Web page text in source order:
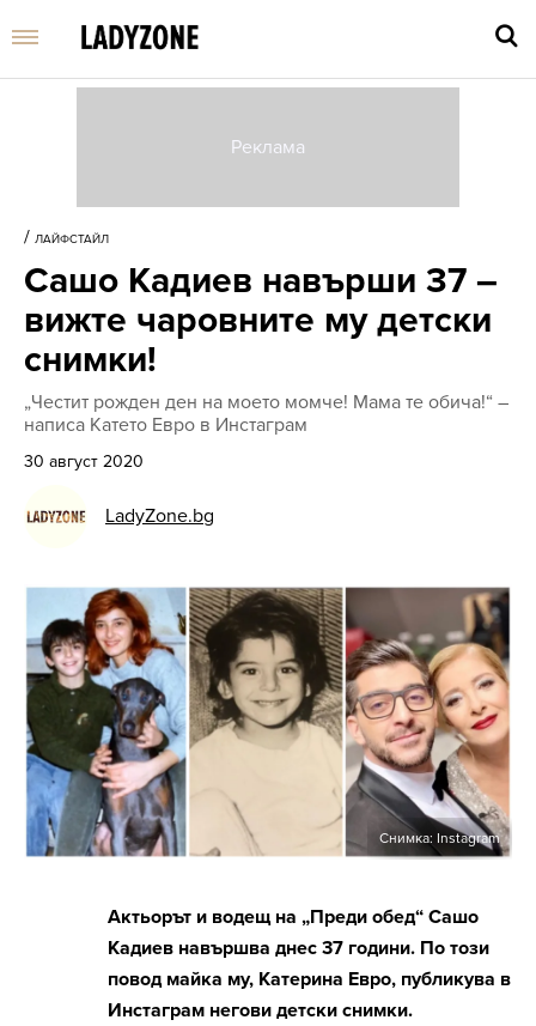
и
Enter
/ ЛАЙФСТАЙЛ
Сашо Кадиев навърши 37 –
вижте чаровните му детски
снимки!
„Честит рожден ден на моето момче! Мама те обича!“ –
написа Катето Евро в Инстаграм
30 август 2020
LadyZone.bg
Снимка: Instagram
Актьорът и водещ на „Преди обед“ Сашо
Кадиев навършва днес 37 години. По този
повод майка му, Катерина Евро, публикува в
Инстаграм негови детски снимки.